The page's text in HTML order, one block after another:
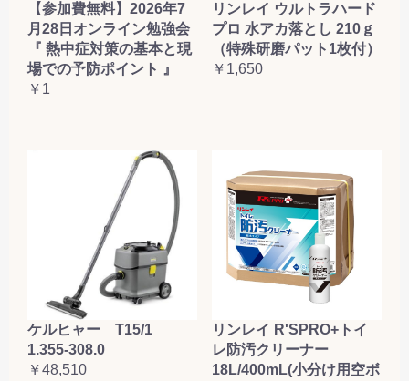
【参加費無料】2026年7
月28日オンライン勉強会
『 熱中症対策の基本と現
場での予防ポイント 』
￥1
リンレイ ウルトラハード
プロ 水アカ落とし 210ｇ
（特殊研磨パット1枚付）
￥1,650
ケルヒャー T15/1
1.355-308.0
￥48,510
リンレイ R'SPRO+トイ
レ防汚クリーナー
18L/400mL(小分け用空ボ